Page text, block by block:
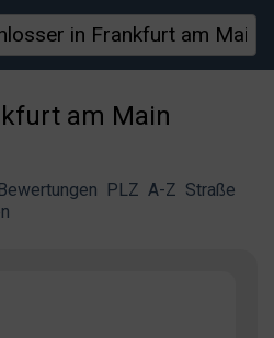
am Main
Bewertungen PLZ A-Z Straße